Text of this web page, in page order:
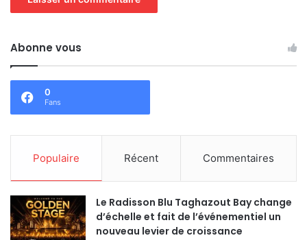
Abonne vous
0
Fans
Populaire Récent Commentaires
Le Radisson Blu Taghazout Bay change
d’échelle et fait de l’événementiel un
nouveau levier de croissance